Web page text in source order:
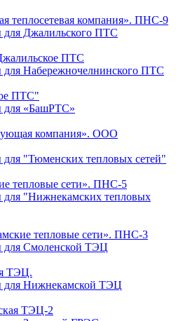
теплосетевая компания». ПНС-9
ПТС
ПТС"
компания». ООО
тепловые сети». ПНС-5
тепловые сети». ПНС-3
ТЭЦ.
ТЭЦ-2